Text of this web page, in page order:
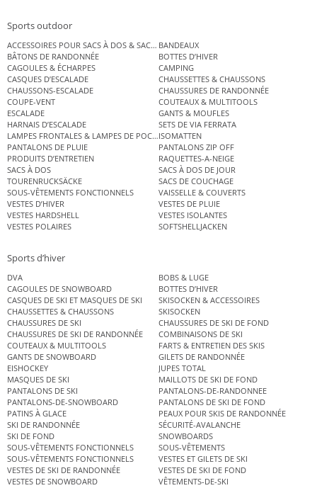
Sports outdoor
ACCESSOIRES POUR SACS À DOS & SACS ÉTANCHES
BANDEAUX
BÂTONS DE RANDONNÉE
BOTTES D’HIVER
CAGOULES & ÉCHARPES
CAMPING
CASQUES D’ESCALADE
CHAUSSETTES & CHAUSSONS
CHAUSSONS-ESCALADE
CHAUSSURES DE RANDONNÉE
COUPE-VENT
COUTEAUX & MULTITOOLS
ESCALADE
GANTS & MOUFLES
HARNAIS D’ESCALADE
SETS DE VIA FERRATA
LAMPES FRONTALES & LAMPES DE POCHEISOMATTEN
PANTALONS DE PLUIE
PANTALONS ZIP OFF
PRODUITS D’ENTRETIEN
RAQUETTES-A-NEIGE
SACS À DOS
SACS À DOS DE JOUR
TOURENRUCKSÄCKE
SACS DE COUCHAGE
SOUS-VÊTEMENTS FONCTIONNELS
VAISSELLE & COUVERTS
VESTES D’HIVER
VESTES DE PLUIE
VESTES HARDSHELL
VESTES ISOLANTES
VESTES POLAIRES
SOFTSHELLJACKEN
Sports d’hiver
DVA
BOBS & LUGE
CAGOULES DE SNOWBOARD
BOTTES D’HIVER
CASQUES DE SKI ET MASQUES DE SKI
SKISOCKEN & ACCESSOIRES
CHAUSSETTES & CHAUSSONS
SKISOCKEN
CHAUSSURES DE SKI
CHAUSSURES DE SKI DE FOND
CHAUSSURES DE SKI DE RANDONNÉE
COMBINAISONS DE SKI
COUTEAUX & MULTITOOLS
FARTS & ENTRETIEN DES SKIS
GANTS DE SNOWBOARD
GILETS DE RANDONNÉE
EISHOCKEY
JUPES TOTAL
MASQUES DE SKI
MAILLOTS DE SKI DE FOND
PANTALONS DE SKI
PANTALONS-DE-RANDONNEE
PANTALONS-DE-SNOWBOARD
PANTALONS DE SKI DE FOND
PATINS À GLACE
PEAUX POUR SKIS DE RANDONNÉE
SKI DE RANDONNÉE
SÉCURITÉ-AVALANCHE
SKI DE FOND
SNOWBOARDS
SOUS-VÊTEMENTS FONCTIONNELS
SOUS-VÊTEMENTS
SOUS-VÊTEMENTS FONCTIONNELS
VESTES ET GILETS DE SKI
VESTES DE SKI DE RANDONNÉE
VESTES DE SKI DE FOND
VESTES DE SNOWBOARD
VÊTEMENTS-DE-SKI